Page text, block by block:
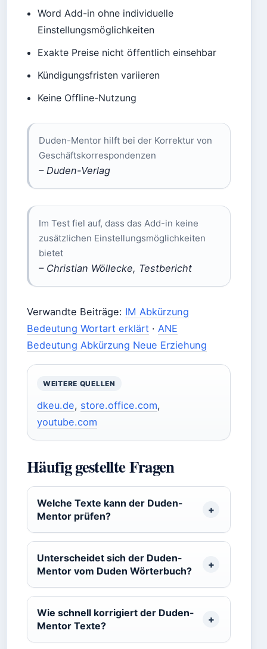
Word Add-in ohne individuelle
Einstellungsmöglichkeiten
Exakte Preise nicht öffentlich einsehbar
Kündigungsfristen variieren
Keine Offline-Nutzung
Duden-Mentor hilft bei der Korrektur von
Geschäftskorrespondenzen
– Duden-Verlag
Im Test fiel auf, dass das Add-in keine
zusätzlichen Einstellungsmöglichkeiten
bietet
– Christian Wöllecke, Testbericht
Verwandte Beiträge: IM Abkürzung
Bedeutung Wortart erklärt · ANE
Bedeutung Abkürzung Neue Erziehung
WEITERE QUELLEN
dkeu.de, store.office.com,
youtube.com
Häufig gestellte Fragen
Welche Texte kann der Duden-
Mentor prüfen?
Unterscheidet sich der Duden-
Mentor vom Duden Wörterbuch?
Wie schnell korrigiert der Duden-
Mentor Texte?